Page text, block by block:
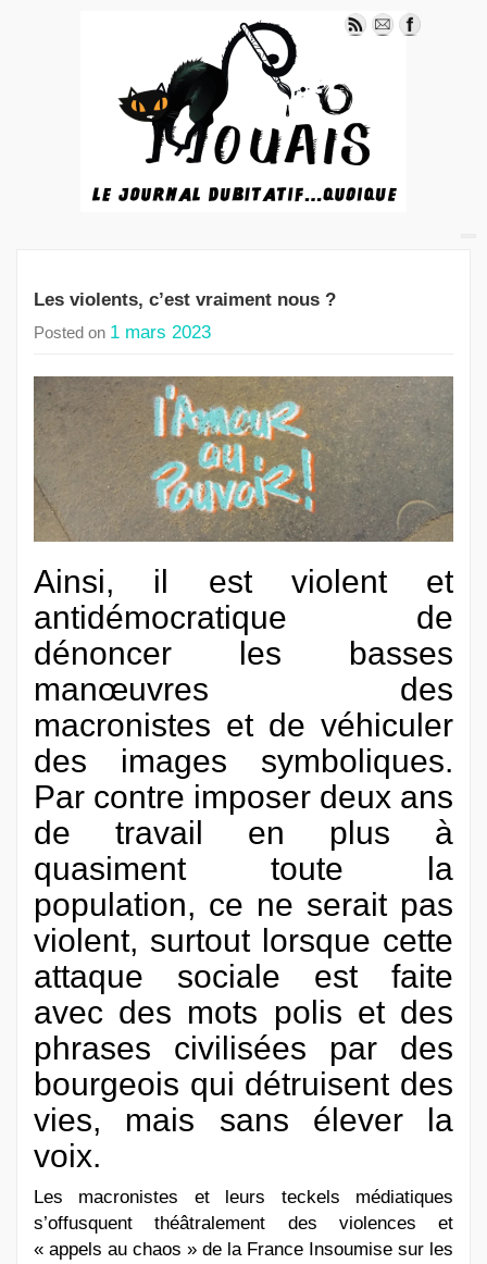
Les violents, c’est vraiment nous ?
Posted on 1 mars 2023
Ainsi, il est violent et
antidémocratique de
dénoncer les basses
manœuvres des
macronistes et de véhiculer
des images symboliques.
Par contre imposer deux ans
de travail en plus à
quasiment toute la
population, ce ne serait pas
violent, surtout lorsque cette
attaque sociale est faite
avec des mots polis et des
phrases civilisées par des
bourgeois qui détruisent des
vies, mais sans élever la
voix.
Les macronistes et leurs teckels médiatiques
s’offusquent théâtralement des violences et
« appels au chaos » de la France Insoumise sur les